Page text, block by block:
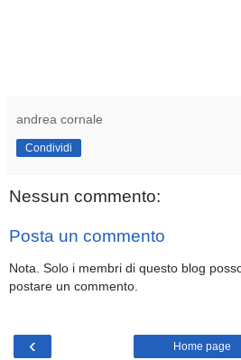
andrea cornale
Condividi
Nessun commento:
Posta un commento
Nota. Solo i membri di questo blog
postare un commento.
‹ Home page